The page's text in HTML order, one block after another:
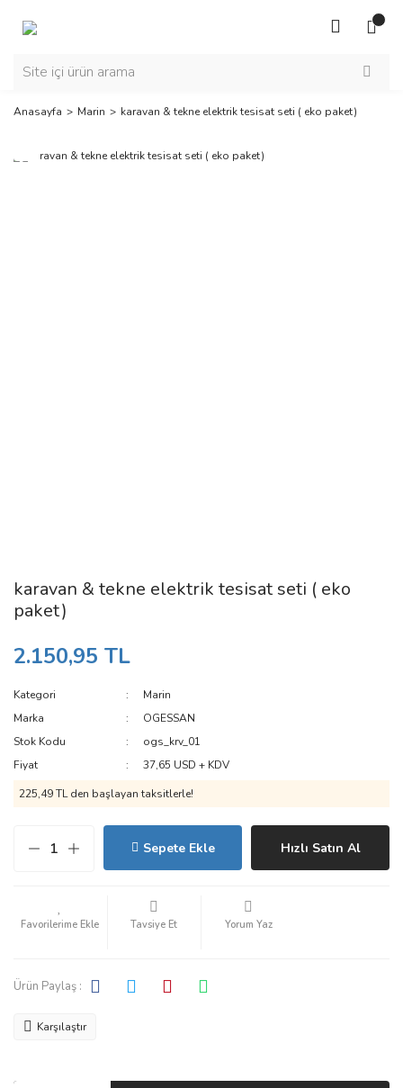
Anasayfa Marin karavan & tekne elektrik tesisat seti ( eko paket)
karavan & tekne elektrik tesisat seti ( eko
paket)
2.150,95 TL
Kategori
Marin
Marka
OGESSAN
Stok Kodu
ogs_krv_01
Fiyat
37,65 USD + KDV
225,49 TL den başlayan taksitlerle!
Sepete Ekle Hızlı Satın Al
Tavsiye Et Yorum Yaz
Ürün Paylaş :
Karşılaştır